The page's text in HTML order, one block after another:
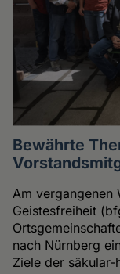
Bewährte
Am vergangenen
Geistesfreiheit
nach Nürnberg
Ziele der säkular-